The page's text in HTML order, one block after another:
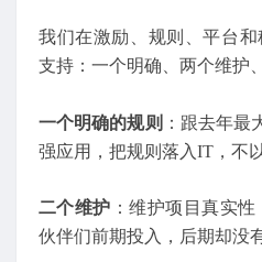
我们在激励、规则、平台和
支持：一个明确、两个维护
一个明确的规则 ：跟去年最
强应用，把规则落入IT，不
二个维护 ：维护项目真实
伙伴们前期投入，后期却没